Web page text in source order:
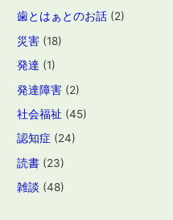
歯とはぁとのお話 (2)
災害 (18)
発達 (1)
発達障害 (2)
社会福祉 (45)
認知症 (24)
読書 (23)
雑談 (48)